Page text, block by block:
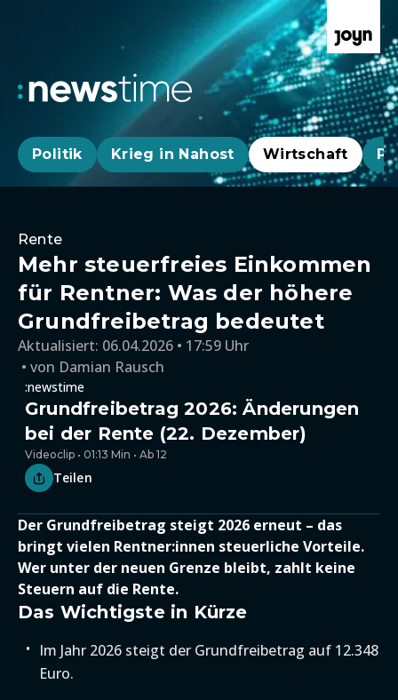
Politik Krieg in Nahost Wirtschaft
Rente
Mehr steuerfreies Einkommen
für Rentner: Was der höhere
Grundfreibetrag bedeutet
Aktualisiert: 06.04.2026 • 17:59 Uhr
von Damian Rausch
:newstime
Grundfreibetrag 2026: Änderungen
bei der Rente (22. Dezember)
Videoclip • 01:13 Min • Ab 12
Teilen
Der Grundfreibetrag steigt 2026 erneut – das
bringt vielen Rentner:innen steuerliche Vorteile.
Wer unter der neuen Grenze bleibt, zahlt keine
Steuern auf die Rente.
Das Wichtigste in Kürze
Im Jahr 2026 steigt der Grundfreibetrag auf 12.348
Euro.